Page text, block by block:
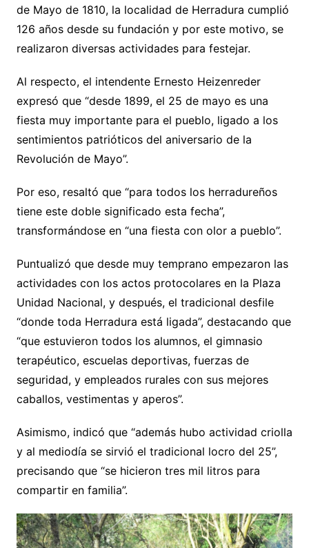
de Mayo de 1810, la localidad de Herradura cumplió
126 años desde su fundación y por este motivo, se
realizaron diversas actividades para festejar.
Al respecto, el intendente Ernesto Heizenreder
expresó que “desde 1899, el 25 de mayo es una
fiesta muy importante para el pueblo, ligado a los
sentimientos patrióticos del aniversario de la
Revolución de Mayo”.
Por eso, resaltó que “para todos los herradureños
tiene este doble significado esta fecha”,
transformándose en “una fiesta con olor a pueblo”.
Puntualizó que desde muy temprano empezaron las
actividades con los actos protocolares en la Plaza
Unidad Nacional, y después, el tradicional desfile
“donde toda Herradura está ligada”, destacando que
“que estuvieron todos los alumnos, el gimnasio
terapéutico, escuelas deportivas, fuerzas de
seguridad, y empleados rurales con sus mejores
caballos, vestimentas y aperos”.
Asimismo, indicó que “además hubo actividad criolla
y al mediodía se sirvió el tradicional locro del 25”,
precisando que “se hicieron tres mil litros para
compartir en familia”.